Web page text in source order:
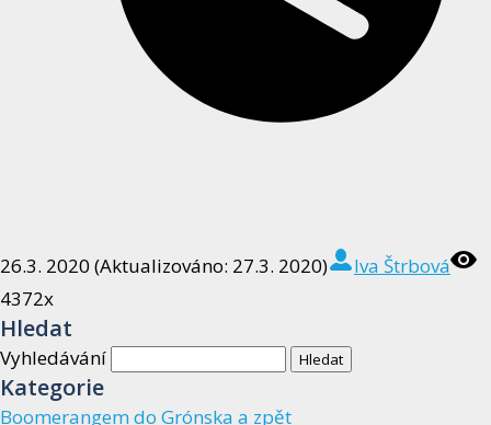
26.3. 2020 (Aktualizováno: 27.3. 2020)
Iva Štrbová
4372x
Hledat
Vyhledávání
Kategorie
Boomerangem do Grónska a zpět